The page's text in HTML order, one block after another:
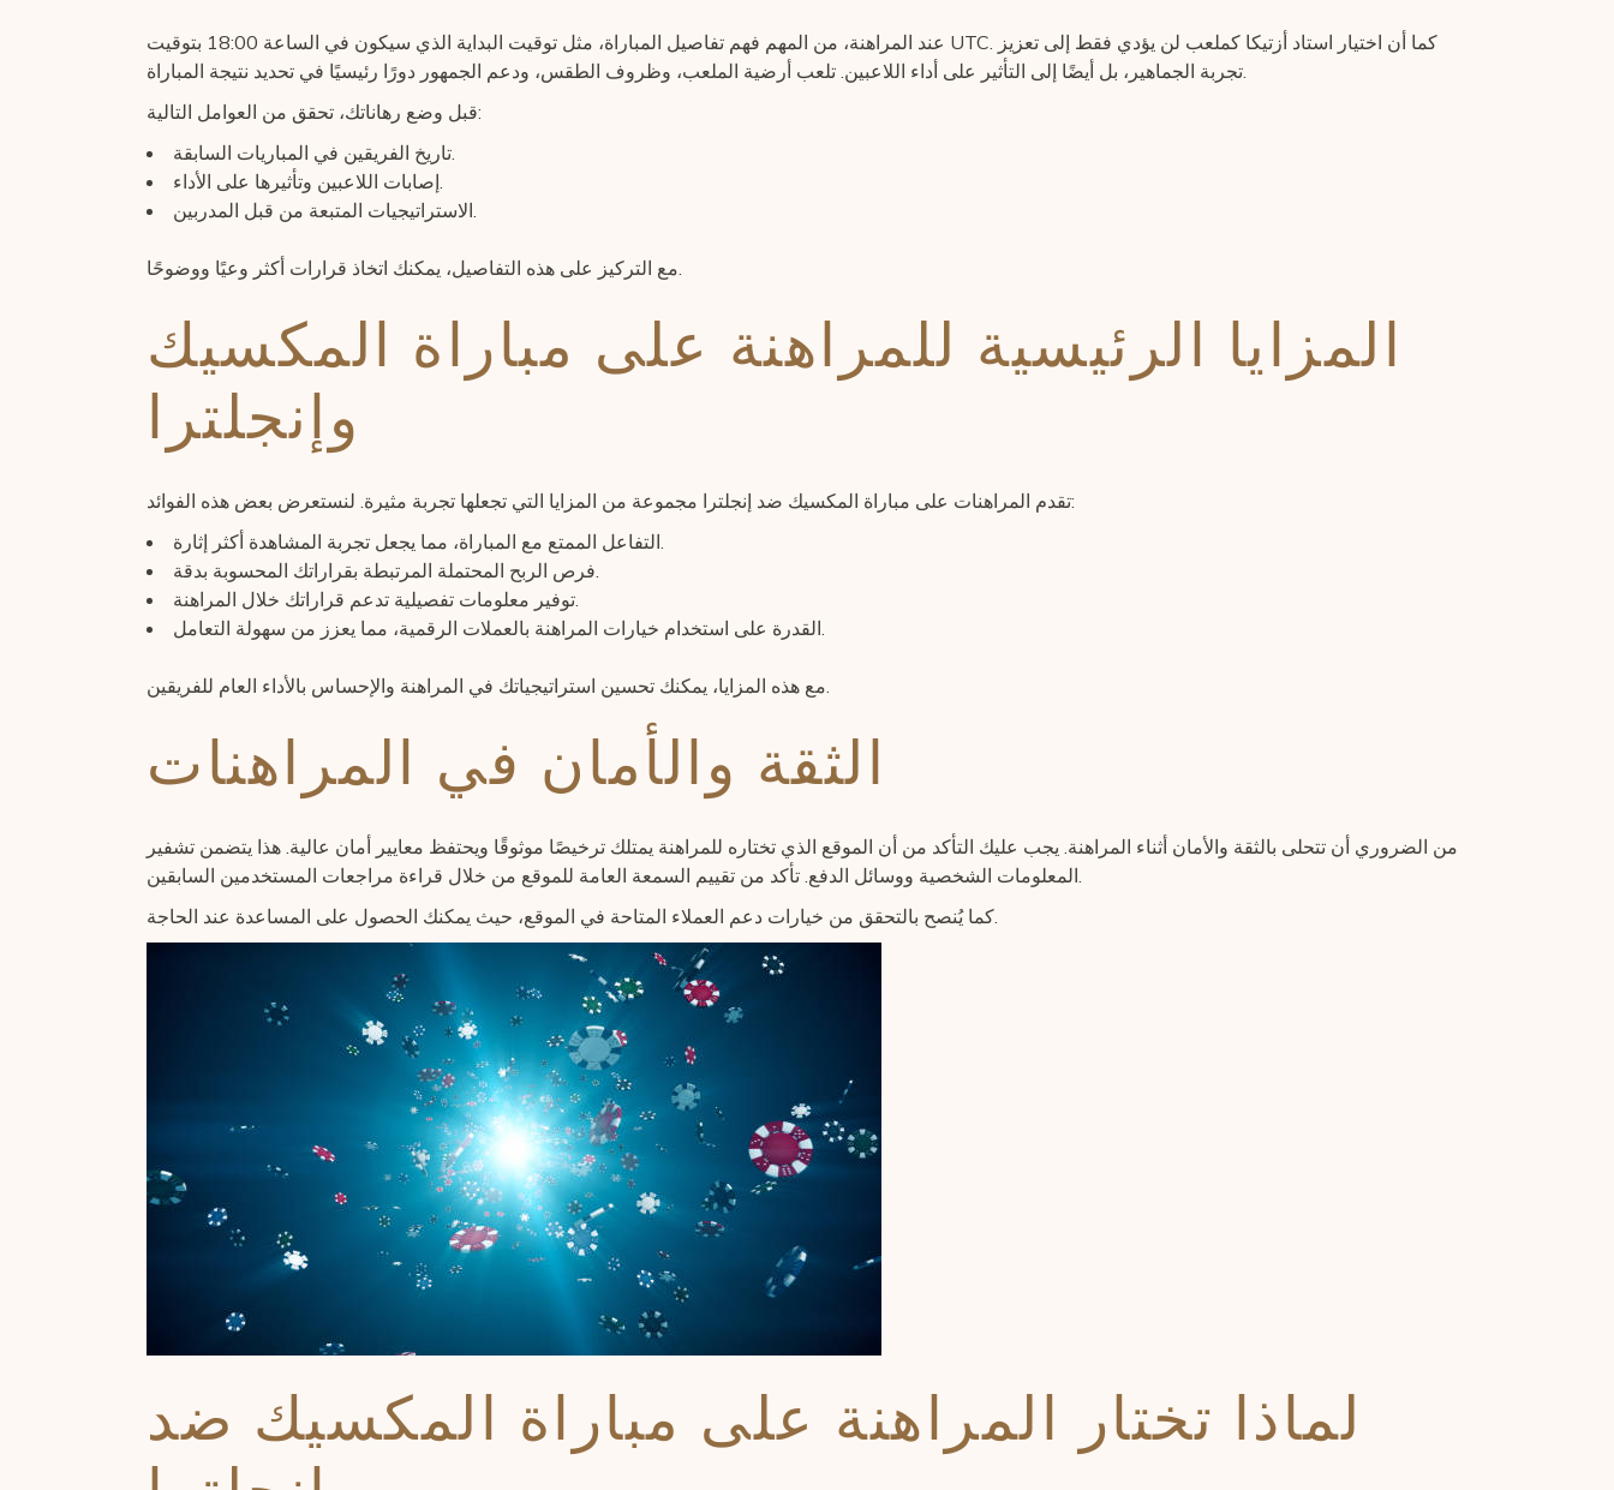
عند المراهنة، من المهم فهم تفاصيل المباراة، مثل توقيت البداية الذي سيكون في الساعة 18:00 بتوقيت UTC. كما أن اختيار استاد أزتيكا كملعب لن يؤدي فقط إلى تعزيز
تجربة الجماهير، بل أيضًا إلى التأثير على أداء اللاعبين. تلعب أرضية الملعب، وظروف الطقس، ودعم الجمهور دورًا رئيسيًا في تحديد نتيجة المباراة.
قبل وضع رهاناتك، تحقق من العوامل التالية:
تاريخ الفريقين في المباريات السابقة.
إصابات اللاعبين وتأثيرها على الأداء.
الاستراتيجيات المتبعة من قبل المدربين.
مع التركيز على هذه التفاصيل، يمكنك اتخاذ قرارات أكثر وعيًا ووضوحًا.
المزايا الرئيسية للمراهنة على مباراة المكسيك
وإنجلترا
تقدم المراهنات على مباراة المكسيك ضد إنجلترا مجموعة من المزايا التي تجعلها تجربة مثيرة. لنستعرض بعض هذه الفوائد:
التفاعل الممتع مع المباراة، مما يجعل تجربة المشاهدة أكثر إثارة.
فرص الربح المحتملة المرتبطة بقراراتك المحسوبة بدقة.
توفير معلومات تفصيلية تدعم قراراتك خلال المراهنة.
القدرة على استخدام خيارات المراهنة بالعملات الرقمية، مما يعزز من سهولة التعامل.
مع هذه المزايا، يمكنك تحسين استراتيجياتك في المراهنة والإحساس بالأداء العام للفريقين.
الثقة والأمان في المراهنات
من الضروري أن تتحلى بالثقة والأمان أثناء المراهنة. يجب عليك التأكد من أن الموقع الذي تختاره للمراهنة يمتلك ترخيصًا موثوقًا ويحتفظ معايير أمان عالية. هذا يتضمن تشفير
المعلومات الشخصية ووسائل الدفع. تأكد من تقييم السمعة العامة للموقع من خلال قراءة مراجعات المستخدمين السابقين.
كما يُنصح بالتحقق من خيارات دعم العملاء المتاحة في الموقع، حيث يمكنك الحصول على المساعدة عند الحاجة.
لماذا تختار المراهنة على مباراة المكسيك ضد